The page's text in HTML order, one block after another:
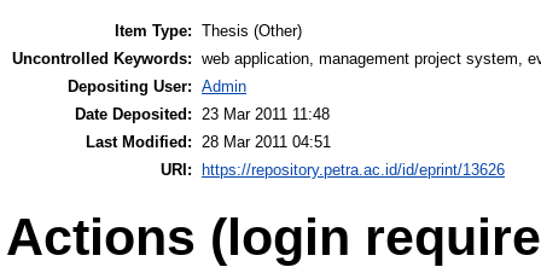
Item Type: Thesis (Other)
Uncontrolled Keywords: web application, management project system,
Depositing User: Admin
Date Deposited:
23 Mar 2011 11:48
Last Modified:
28 Mar 2011 04:51
URI: https://repository.petra.ac.id/id/eprint/13626
Actions (login